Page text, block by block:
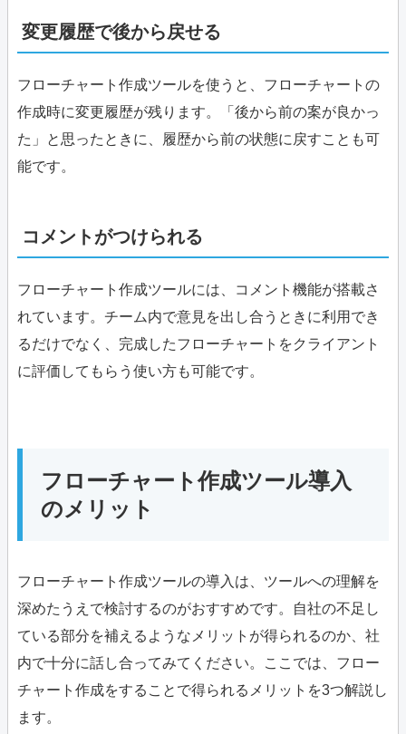
変更履歴で後から戻せる
フローチャート作成ツールを使うと、フローチャートの
作成時に変更履歴が残ります。「後から前の案が良かっ
た」と思ったときに、履歴から前の状態に戻すことも可
能です。
コメントがつけられる
フローチャート作成ツールには、コメント機能が搭載さ
れています。チーム内で意見を出し合うときに利用でき
るだけでなく、完成したフローチャートをクライアント
に評価してもらう使い方も可能です。
フローチャート作成ツール導入
のメリット
フローチャート作成ツールの導入は、ツールへの理解を
深めたうえで検討するのがおすすめです。自社の不足し
ている部分を補えるようなメリットが得られるのか、社
内で十分に話し合ってみてください。ここでは、フロー
チャート作成をすることで得られるメリットを3つ解説し
ます。